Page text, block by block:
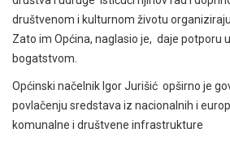
društvenom i kulturnom životu
Zato im Općina, naglasio je, daje potporu
bogatstvom.
Općinski načelnik Igor Jurišić opširno je
povlačenju sredstava iz nacionalnih i
komunalne i društvene infrastrukture